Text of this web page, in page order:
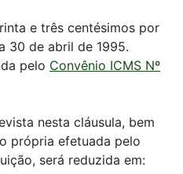
e três centésimos por
30 de abril de 1995.
pelo Convênio ICMS Nº
nesta cláusula, bem
própria efetuada pelo
será reduzida em: